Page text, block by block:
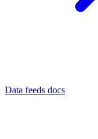
Data feeds docs